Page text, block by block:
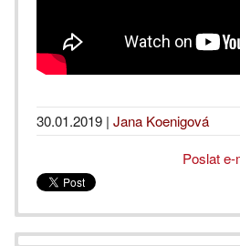
30.01.2019 | Jana Koenigová
Poslat e-